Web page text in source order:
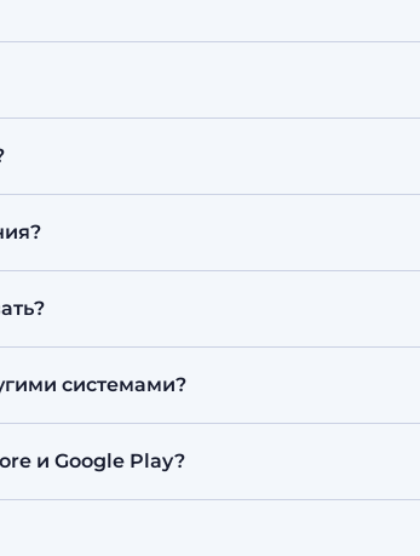
быстрым и с нативным внешним видом.
Точную смету готовим
системами?
и Google Play?